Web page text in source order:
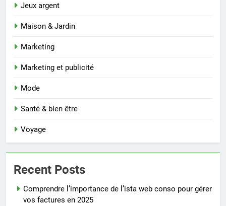
Jeux argent
Maison & Jardin
Marketing
Marketing et publicité
Mode
Santé & bien être
Voyage
Recent Posts
Comprendre l’importance de l’ista web conso pour gérer
vos factures en 2025